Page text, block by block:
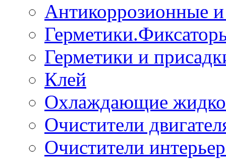
Антикоррозионные
Герметики и
Клей
Охлаждающие
Очистители
Очистители